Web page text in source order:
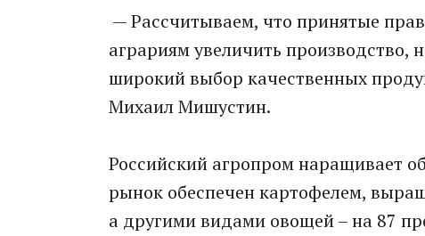
— Рассчитываем, что принятые
аграриям увеличить производство,
широкий выбор качественных
Михаил Мишустин.
Российский агропром наращивает
рынок обеспечен картофелем,
а другими видами овощей – на 87